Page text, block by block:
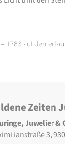
1783 auf den
Zeiten
Juwelier &
3,